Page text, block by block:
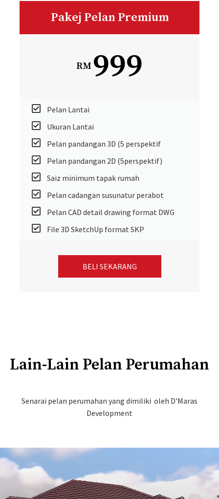
Pakej Pelan Premium
RM 999
Pelan Lantai
Ukuran Lantai
Pelan pandangan 3D (5 perspektif
Pelan pandangan 2D (5perspektif)
Saiz minimum tapak rumah
Pelan cadangan susunatur perabot
Pelan CAD detail drawing format DWG
File 3D SketchUp format SKP
BELI SEKARANG
Lain-Lain Pelan Perumahan
Senarai pelan perumahan yang dimiliki oleh D’Maras
Development